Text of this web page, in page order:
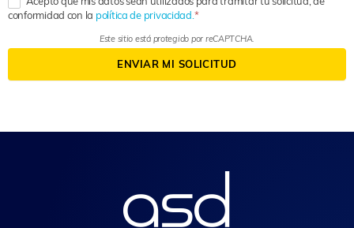
conformidad con la política de privacidad.
Este sitio está protegido por reCAPTCHA.
ENVIAR MI SOLICITUD